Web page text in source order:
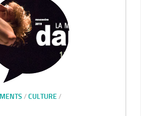
économique
/CULTURE/